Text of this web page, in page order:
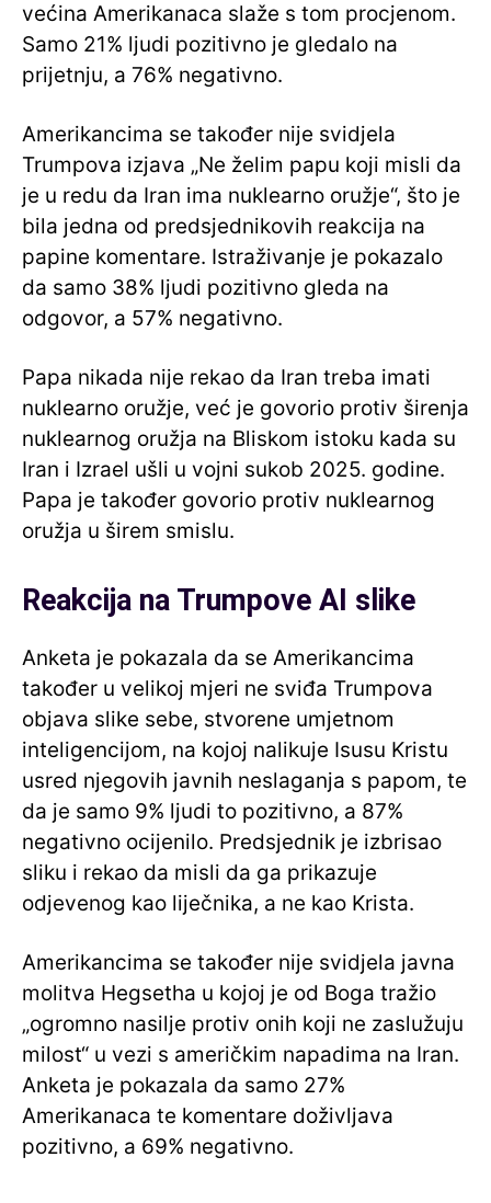
većina Amerikanaca slaže s tom procjenom.
Samo 21% ljudi pozitivno je gledalo na
prijetnju, a 76% negativno.
Amerikancima se također nije svidjela
Trumpova izjava „Ne želim papu koji misli da
je u redu da Iran ima nuklearno oružje“, što je
bila jedna od predsjednikovih reakcija na
papine komentare. Istraživanje je pokazalo
da samo 38% ljudi pozitivno gleda na
odgovor, a 57% negativno.
Papa nikada nije rekao da Iran treba imati
nuklearno oružje, već je govorio protiv širenja
nuklearnog oružja na Bliskom istoku kada su
Iran i Izrael ušli u vojni sukob 2025. godine.
Papa je također govorio protiv nuklearnog
oružja u širem smislu.
Reakcija na Trumpove AI slike
Anketa je pokazala da se Amerikancima
također u velikoj mjeri ne sviđa Trumpova
objava slike sebe, stvorene umjetnom
inteligencijom, na kojoj nalikuje Isusu Kristu
usred njegovih javnih neslaganja s papom, te
da je samo 9% ljudi to pozitivno, a 87%
negativno ocijenilo. Predsjednik je izbrisao
sliku i rekao da misli da ga prikazuje
odjevenog kao liječnika, a ne kao Krista.
Amerikancima se također nije svidjela javna
molitva Hegsetha u kojoj je od Boga tražio
„ogromno nasilje protiv onih koji ne zaslužuju
milost“ u vezi s američkim napadima na Iran.
Anketa je pokazala da samo 27%
Amerikanaca te komentare doživljava
pozitivno, a 69% negativno.